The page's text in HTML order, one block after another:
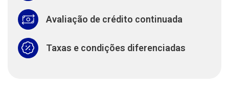
Avaliação de crédito continuada
Taxas e condições diferenciadas